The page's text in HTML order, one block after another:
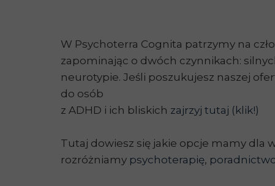
W Psychoterra Cognita patrzymy na
zapominając o dwóch czynnikach:
neurotypie. Jeśli poszukujesz naszej
do osób
z ADHD i ich bliskich zajrzyj tutaj (klik!)
Tutaj dowiesz się jakie opcje mamy dla
rozróżniamy psychoterapię,